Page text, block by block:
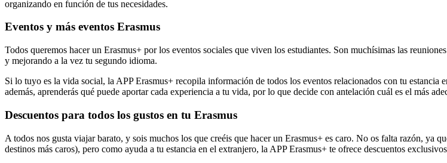
organizando en función de tus necesidades.
Eventos y más eventos Erasmus
Todos queremos hacer un Erasmus+ por los eventos sociales que viven los estudiantes. Son muchísimas las
y mejorando a la vez tu segundo idioma.
Si lo tuyo es la vida social, la APP Erasmus+ recopila información de todos los eventos relacionados con tu estancia
además, aprenderás qué puede aportar cada experiencia a tu vida, por lo que decide con antelación cuál es el más
Descuentos para todos los gustos en tu Erasmus
A todos nos gusta viajar barato, y sois muchos los que creéis que hacer un Erasmus+ es caro. No os falta razón, ya
destinos más caros), pero como ayuda a tu estancia en el extranjero, la APP Erasmus+ te ofrece descuentos